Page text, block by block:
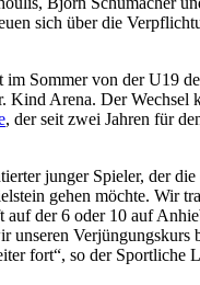
sich über die
im Sommer von der U19
Kind Arena. Der Wechsel
, der seit zwei Jahren für
junger Spieler, der
gehen möchte. Wir
auf der 6 oder 10 auf
unseren Verjüngungskurs
fort“, so der Sportliche